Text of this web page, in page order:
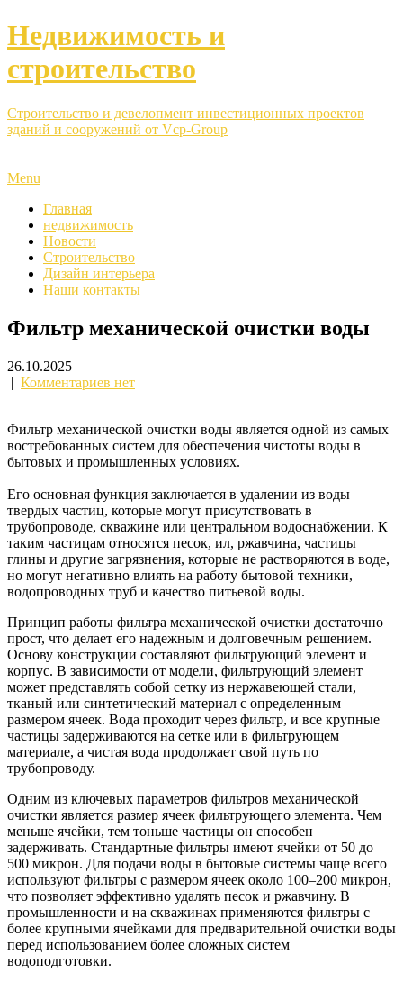
Недвижимость и
строительство
Строительство и девелопмент инвестиционных проектов
зданий и сооружений от Vcp-Group
Menu
Главная
недвижимость
Новости
Строительство
Дизайн интерьера
Наши контакты
Фильтр механической очистки воды
26.10.2025
| Комментариев нет
Фильтр механической очистки воды является одной из самых
востребованных систем для обеспечения чистоты воды в
бытовых и промышленных условиях.
Его основная функция заключается в удалении из воды
твердых частиц, которые могут присутствовать в
трубопроводе, скважине или центральном водоснабжении. К
таким частицам относятся песок, ил, ржавчина, частицы
глины и другие загрязнения, которые не растворяются в воде,
но могут негативно влиять на работу бытовой техники,
водопроводных труб и качество питьевой воды.
Принцип работы фильтра механической очистки достаточно
прост, что делает его надежным и долговечным решением.
Основу конструкции составляют фильтрующий элемент и
корпус. В зависимости от модели, фильтрующий элемент
может представлять собой сетку из нержавеющей стали,
тканый или синтетический материал с определенным
размером ячеек. Вода проходит через фильтр, и все крупные
частицы задерживаются на сетке или в фильтрующем
материале, а чистая вода продолжает свой путь по
трубопроводу.
Одним из ключевых параметров фильтров механической
очистки является размер ячеек фильтрующего элемента. Чем
меньше ячейки, тем тоньше частицы он способен
задерживать. Стандартные фильтры имеют ячейки от 50 до
500 микрон. Для подачи воды в бытовые системы чаще всего
используют фильтры с размером ячеек около 100–200 микрон,
что позволяет эффективно удалять песок и ржавчину. В
промышленности и на скважинах применяются фильтры с
более крупными ячейками для предварительной очистки воды
перед использованием более сложных систем
водоподготовки.